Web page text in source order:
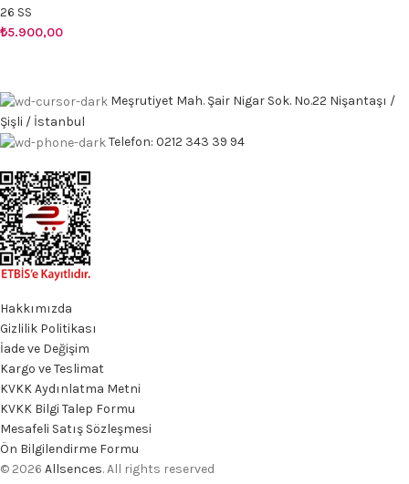
26 SS
₺5.900,00
Meşrutiyet Mah. Şair Nigar Sok. No.22 Nişantaşı /
Şişli / İstanbul
Telefon: 0212 343 39 94
Hakkımızda
Gizlilik Politikası
İade ve Değişim
Kargo ve Teslimat
KVKK Aydınlatma Metni
KVKK Bilgi Talep Formu
Mesafeli Satış Sözleşmesi
Ön Bilgilendirme Formu
© 2026 Allsences. All rights reserved